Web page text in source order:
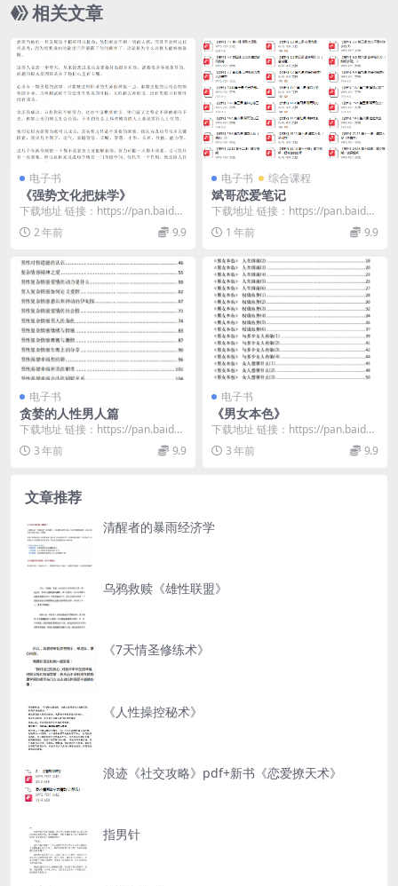
相关文章
电子书
《强势文化把妹学》
下载地址 链接：https://pan.baidu.
com/s/1jORL6z7...
2 年前 9.9
电子书 综合课程
斌哥恋爱笔记
下载地址 链接：https://pan.baidu.
com/s/1aTS5Zze...
1 年前 9.9
电子书
贪婪的人性男人篇
下载地址 链接：https://pan.baidu.
com/s/1OM_08cO...
3 年前 9.9
电子书
《男女本色》
下载地址 链接：https://pan.baidu.
com/s/1AbMhHMQ...
3 年前 9.9
文章推荐
清醒者的暴雨经济学
乌鸦救赎《雄性联盟》
《7天情圣修练术》
《人性操控秘术》
浪迹《社交攻略》pdf+新书《恋爱撩天术》
指男针